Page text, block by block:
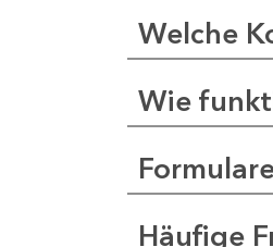
Welche
Wie
Häufige